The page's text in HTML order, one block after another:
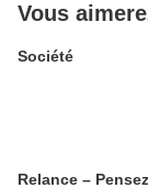
Vous
Société
Relance –